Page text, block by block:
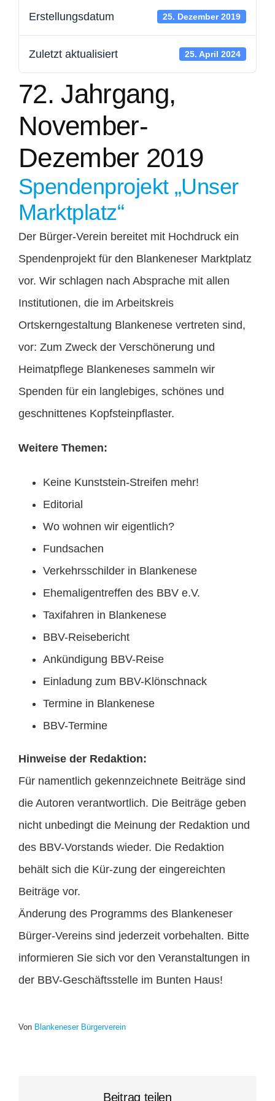
Mitglied werden
Kontakt
Spenden
Erstellungsdatum 25. Dezember 2019
Zuletzt aktualisiert 25. April 2024
72. Jahrgang,
November-
Dezember 2019
Spendenprojekt „Unser
Marktplatz“
Der Bürger-Verein bereitet mit Hochdruck ein
Spendenprojekt für den Blankeneser Marktplatz
vor. Wir schlagen nach Absprache mit allen
Institutionen, die im Arbeitskreis
Ortskerngestaltung Blankenese vertreten sind,
vor: Zum Zweck der Verschönerung und
Heimatpflege Blankeneses sammeln wir
Spenden für ein langlebiges, schönes und
geschnittenes Kopfsteinpflaster.
Weitere Themen:
Keine Kunststein-Streifen mehr!
Editorial
Wo wohnen wir eigentlich?
Fundsachen
Verkehrsschilder in Blankenese
Ehemaligentreffen des BBV e.V.
Taxifahren in Blankenese
BBV-Reisebericht
Ankündigung BBV-Reise
Einladung zum BBV-Klönschnack
Termine in Blankenese
BBV-Termine
Hinweise der Redaktion:
Für namentlich gekennzeichnete Beiträge sind
die Autoren verantwortlich. Die Beiträge geben
nicht unbedingt die Meinung der Redaktion und
des BBV-Vorstands wieder. Die Redaktion
behält sich die Kür-zung der eingereichten
Beiträge vor.
Änderung des Programms des Blankeneser
Bürger-Vereins sind jederzeit vorbehalten. Bitte
informieren Sie sich vor den Veranstaltungen in
der BBV-Geschäftsstelle im Bunten Haus!
Von Blankeneser Bürgerverein
Beitrag teilen